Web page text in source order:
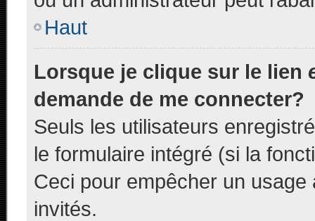
Haut
Lorsque je clique sur le lien
demande de me connecter?
Seuls les utilisateurs
le formulaire intégré (si la
Ceci pour empêcher un
invités.